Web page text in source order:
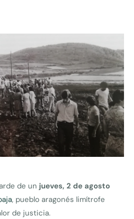
de un jueves, 2 de agosto
, pueblo aragonés limítrofe
de justicia.